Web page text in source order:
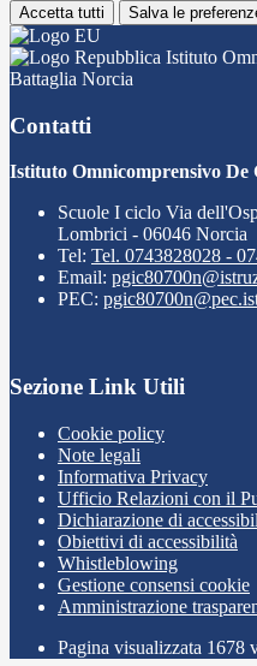
Accetta tutti Salva le
Istituto
Battaglia Norcia
Contatti
Istituto Omnicomprensivo De
Scuole I ciclo Via
Lombrici - 06046 Norcia
Tel: Tel. 0743828028 -
Email:
PEC:
Sezione Link Utili
Cookie policy
Note legali
Informativa Privacy
Ufficio Relazioni con il
Dichiarazione di
Obiettivi di accessibilità
Whistleblowing
Gestione consensi cookie
Amministrazione
Pagina visualizzata 1678